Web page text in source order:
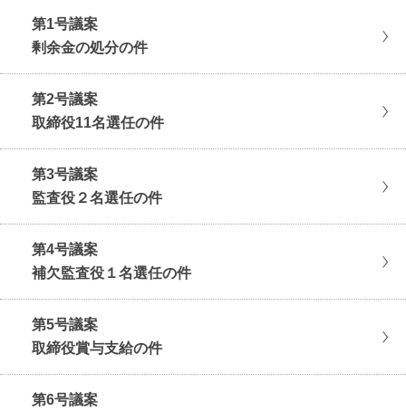
第1号議案
剰余金の処分の件
第2号議案
取締役11名選任の件
第3号議案
監査役２名選任の件
第4号議案
補欠監査役１名選任の件
第5号議案
取締役賞与支給の件
第6号議案